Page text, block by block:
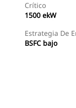
Crítico
1500 ekW
Estrategia De
BSFC bajo